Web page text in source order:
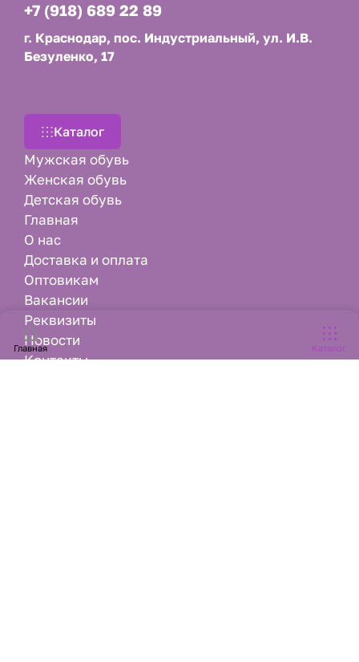
+7 (918) 689 22 89
г. Краснодар, пос. Индустриальный, ул. И.В.
Безуленко, 17
Каталог
Мужская обувь
Женская обувь
Детская обувь
Главная
О нас
Доставка и оплата
Оптовикам
Вакансии
Реквизиты
Новости
Контакты
Главная Каталог